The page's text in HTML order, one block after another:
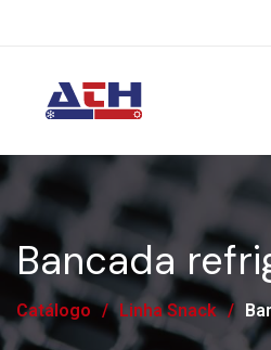
Bancada
Catálogo / Linha Snack /